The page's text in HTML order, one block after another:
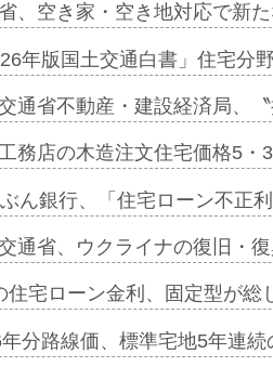
ー契約…
用…
ーレキ…
城南エ…
型の賃…
カフェ…
業=お互…
リビング…
、空き家・空き地対応で新
年版国土交通白書」住宅
通省不動産・建設経済局、
務店の木造注文住宅価格5
ん銀行、「住宅ローン不正
通省、ウクライナの復旧・
住宅ローン金利、固定型が
分路線価、標準宅地5年連